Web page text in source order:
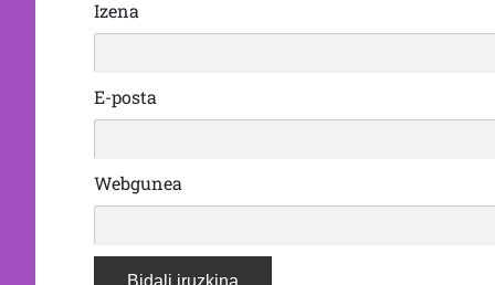
Izena
E-posta
Webgunea